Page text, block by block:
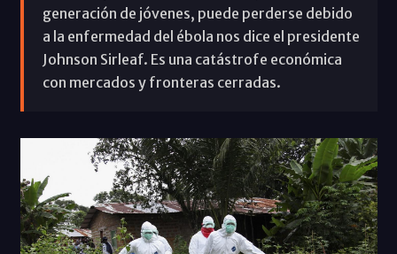
generación de jóvenes, puede perderse debido
a la enfermedad del ébola nos dice el presidente
Johnson Sirleaf. Es una catástrofe económica
con mercados y fronteras cerradas.